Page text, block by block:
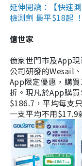
延伸閱讀：【快速
檢測劑 最平$18起
億世家
億家世門市及App
公司研發的Wesail
App限定優惠，購
折。現凡於App購
$186.7，平均每支
一支平均不用$17.9